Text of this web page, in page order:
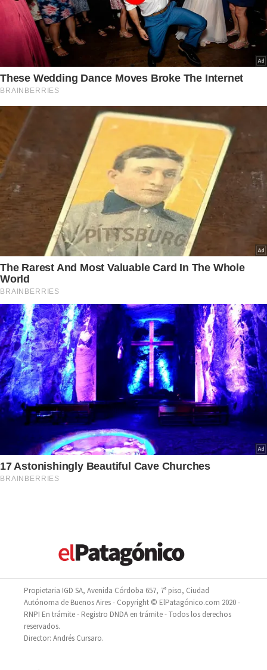
Propietaria IGD SA, Avenida Córdoba 657, 7° piso, Ciudad
Autónoma de Buenos Aires - Copyright © ElPatagónico.com 2020 -
RNPI En trámite - Registro DNDA en trámite - Todos los derechos
reservados.
Director: Andrés Cursaro.